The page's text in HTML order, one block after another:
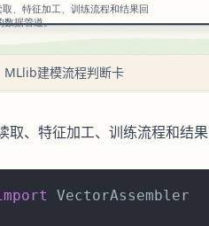
MLlib建模流程判断卡
、特征加工、训练流程和结
VectorAssembler